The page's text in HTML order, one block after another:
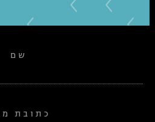
שם
כתובת